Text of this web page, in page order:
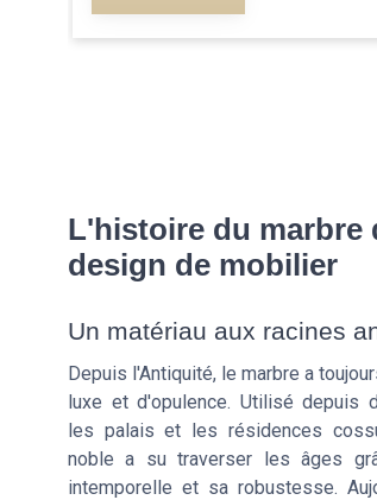
L'histoire du marbre
design de mobilier
Un matériau aux racines
Depuis l'Antiquité, le marbre a
luxe et d'opulence. Utilisé depuis
les palais et les résidences
noble a su traverser les âges
intemporelle et sa robustesse.